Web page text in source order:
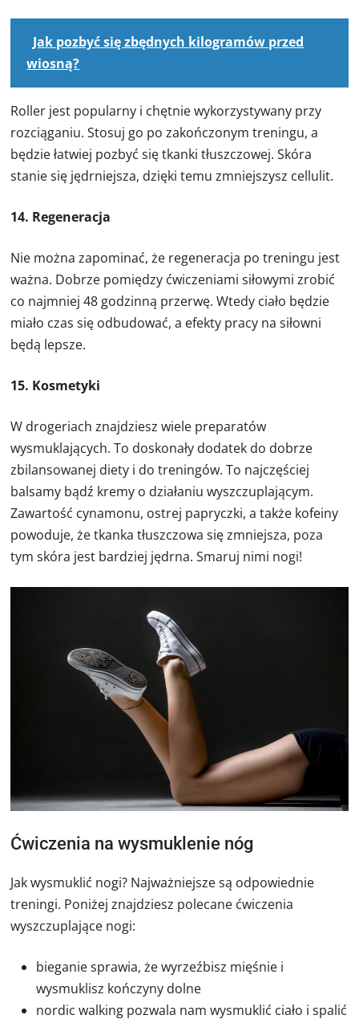
Jak pozbyć się zbędnych kilogramów przed
wiosną?
Roller jest popularny i chętnie wykorzystywany przy
rozciąganiu. Stosuj go po zakończonym treningu, a
będzie łatwiej pozbyć się tkanki tłuszczowej. Skóra
stanie się jędrniejsza, dzięki temu zmniejszysz cellulit.
14. Regeneracja
Nie można zapominać, że regeneracja po treningu jest
ważna. Dobrze pomiędzy ćwiczeniami siłowymi zrobić
co najmniej 48 godzinną przerwę. Wtedy ciało będzie
miało czas się odbudować, a efekty pracy na siłowni
będą lepsze.
15. Kosmetyki
W drogeriach znajdziesz wiele preparatów
wysmuklających. To doskonały dodatek do dobrze
zbilansowanej diety i do treningów. To najczęściej
balsamy bądź kremy o działaniu wyszczuplającym.
Zawartość cynamonu, ostrej papryczki, a także kofeiny
powoduje, że tkanka tłuszczowa się zmniejsza, poza
tym skóra jest bardziej jędrna. Smaruj nimi nogi!
Ćwiczenia na wysmuklenie nóg
Jak wysmuklić nogi? Najważniejsze są odpowiednie
treningi. Poniżej znajdziesz polecane ćwiczenia
wyszczuplające nogi:
bieganie sprawia, że wyrzeźbisz mięśnie i
wysmuklisz kończyny dolne
nordic walking pozwala nam wysmuklić ciało i spalić